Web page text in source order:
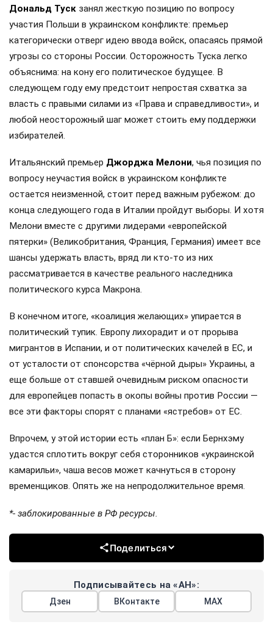
Дональд Туск занял жесткую позицию по вопросу
участия Польши в украинском конфликте: премьер
категорически отверг идею ввода войск, опасаясь прямой
угрозы со стороны России. Осторожность Туска легко
объяснима: на кону его политическое будущее. В
следующем году ему предстоит непростая схватка за
власть с правыми силами из «Права и справедливости», и
любой неосторожный шаг может стоить ему поддержки
избирателей.
Итальянский премьер Джорджа Мелони, чья позиция по
вопросу неучастия войск в украинском конфликте
остается неизменной, стоит перед важным рубежом: до
конца следующего года в Италии пройдут выборы. И хотя
Мелони вместе с другими лидерами «европейской
пятерки» (Великобритания, Франция, Германия) имеет все
шансы удержать власть, вряд ли кто-то из них
рассматривается в качестве реального наследника
политического курса Макрона.
В конечном итоге, «коалиция желающих» упирается в
политический тупик. Европу лихорадит и от прорыва
мигрантов в Испании, и от политических качелей в ЕС, и
от усталости от спонсорства «чёрной дыры» Украины, а
еще больше от ставшей очевидным риском опасности
для европейцев попасть в окопы войны против России —
все эти факторы спорят с планами «ястребов» от ЕС.
Впрочем, у этой истории есть «план Б»: если Бернхэму
удастся сплотить вокруг себя сторонников «украинской
камарильи», чаша весов может качнуться в сторону
временщиков. Опять же на непродолжительное время.
*- заблокированные в РФ ресурсы.
Поделиться
Подписывайтесь на «АН»:
Дзен ВКонтакте МАХ